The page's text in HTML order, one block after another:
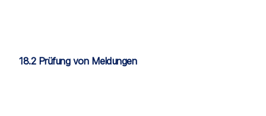
18.2 Prüfung von Meldungen